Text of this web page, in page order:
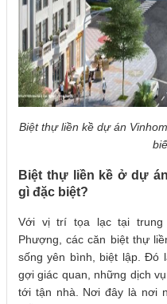
Biệt thự liền kề dự án
Biệt thự liền kề ở dự
gì đặc biệt?
Với vị trí tọa lạc tại trung
Phượng, các căn biệt thự
sống yên bình, biệt lập. Đó
gợi giác quan, những dịch
tới tận nhà. Nơi đây là nơi